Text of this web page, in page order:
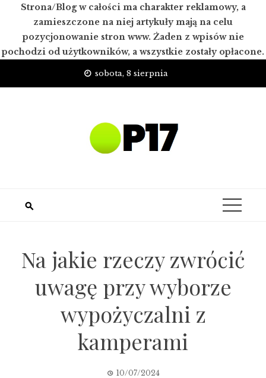
Strona/Blog w całości ma charakter reklamowy, a
zamieszczone na niej artykuły mają na celu
pozycjonowanie stron www. Żaden z wpisów nie
pochodzi od użytkowników, a wszystkie zostały opłacone.
sobota, 8 sierpnia
Na jakie rzeczy zwrócić
uwagę przy wyborze
wypożyczalni z
kamperami
10/07/2024